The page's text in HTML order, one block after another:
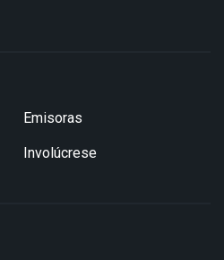
Emisoras
Involúcrese